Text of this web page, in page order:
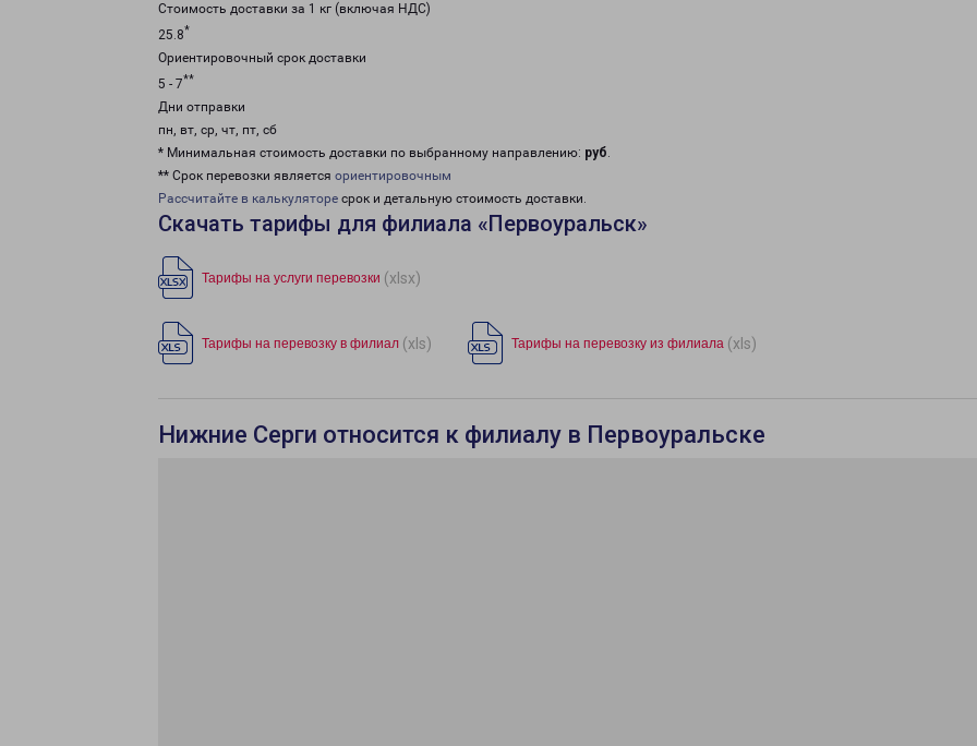
Стоимость доставки за 1 кг (включая НДС)
25.8*
Ориентировочный срок доставки
5 - 7**
Дни отправки
пн, вт, ср, чт, пт, сб
* Минимальная стоимость доставки по выбранному направлению: руб.
** Срок перевозки является ориентировочным
Рассчитайте в калькуляторе срок и детальную стоимость доставки.
Скачать тарифы для филиала «Первоуральск»
Тарифы на услуги перевозки (xlsx)
Тарифы на перевозку в филиал (xls) Тарифы на перевозку из филиала (xls)
Нижние Серги относится к филиалу в Первоуральске